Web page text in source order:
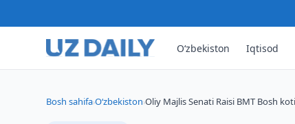
O‘zbekiston Iqtisod
Bosh sahifa›O‘zbekiston›Oliy Majlis Senati Raisi BMT Bosh